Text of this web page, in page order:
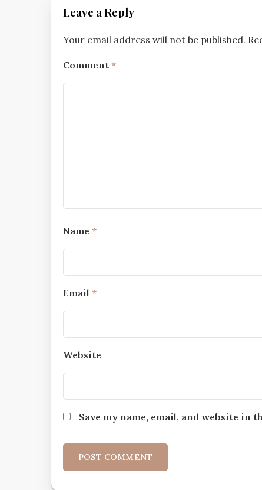
Leave a Reply
Your email address will not be published.
Comment *
Name *
Email *
Website
Save my name, email, and website